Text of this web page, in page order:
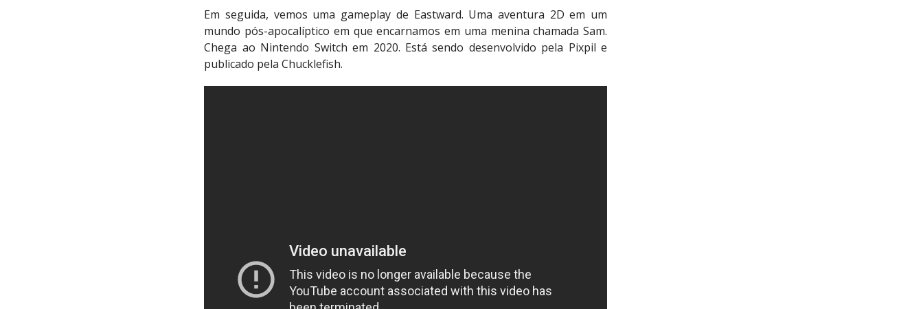
Em seguida, vemos uma gameplay de Eastward. Uma aventura 2D em um
mundo pós-apocalíptico em que encarnamos em uma menina chamada Sam.
Chega ao Nintendo Switch em 2020. Está sendo desenvolvido pela Pixpil e
publicado pela Chucklefish.